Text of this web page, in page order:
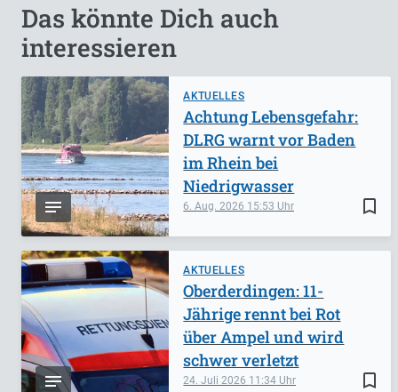
Das könnte Dich auch
interessieren
AKTUELLES
bookmark_border
6. Aug. 2026 15:53
Achtung Lebensgefahr:
DLRG warnt vor Baden
im Rhein bei
Niedrigwasser
AKTUELLES
bookmark_border
24. Juli 2026 11:34
Oberderdingen: 11-
Jährige rennt bei Rot
über Ampel und wird
schwer verletzt